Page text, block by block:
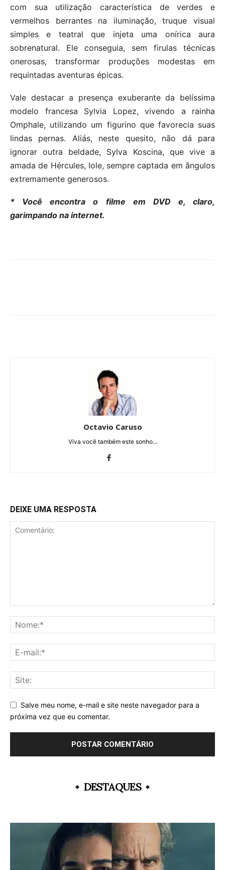
com sua utilização característica de verdes e
vermelhos berrantes na iluminação, truque visual
simples e teatral que injeta uma onírica aura
sobrenatural. Ele conseguia, sem firulas técnicas
onerosas, transformar produções modestas em
requintadas aventuras épicas.
Vale destacar a presença exuberante da belíssima
modelo francesa Sylvia Lopez, vivendo a rainha
Omphale, utilizando um figurino que favorecia suas
lindas pernas. Aliás, neste quesito, não dá para
ignorar outra beldade, Sylva Koscina, que vive a
amada de Hércules, Iole, sempre captada em ângulos
extremamente generosos.
* Você encontra o filme em DVD e, claro,
garimpando na internet.
Octavio Caruso
Viva você também este sonho...
DEIXE UMA RESPOSTA
Salve meu nome, e-mail e site neste navegador para a
próxima vez que eu comentar.
DESTAQUES